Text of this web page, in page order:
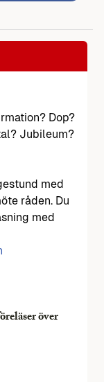
Dop?
Jubileum?
med
råden. Du
med
över